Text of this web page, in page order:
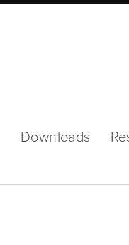
Downloads